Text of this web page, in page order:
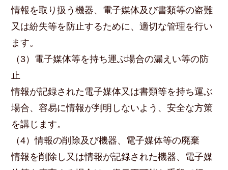
情報を取り扱う機器、電子媒体及び書類等の盗難
又は紛失等を防止するために、適切な管理を行い
ます。
（3）電子媒体等を持ち運ぶ場合の漏えい等の防
止
情報が記録された電子媒体又は書類等を持ち運ぶ
場合、容易に情報が判明しないよう、安全な方策
を講じます。
（4）情報の削除及び機器、電子媒体等の廃棄
情報を削除し又は情報が記録された機器、電子媒